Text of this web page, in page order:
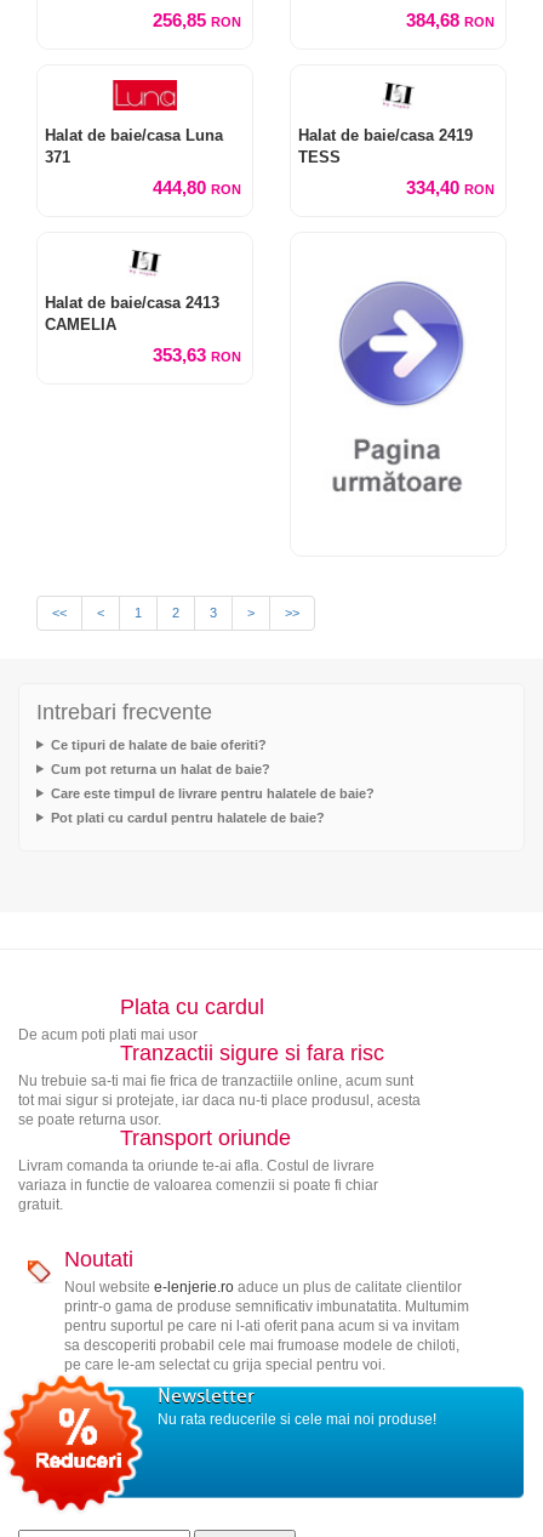
256,85 RON 384,68 RON
Halat de baie/casa Luna
371
444,80 RON
Halat de baie/casa 2419
TESS
334,40 RON
Halat de baie/casa 2413
CAMELIA
353,63 RON
<< < 1 2 3 > >>
Intrebari frecvente
Ce tipuri de halate de baie oferiti?
Cum pot returna un halat de baie?
Care este timpul de livrare pentru halatele de baie?
Pot plati cu cardul pentru halatele de baie?
Plata cu cardul
De acum poti plati mai usor
Tranzactii sigure si fara risc
Nu trebuie sa-ti mai fie frica de tranzactiile online, acum sunt
tot mai sigur si protejate, iar daca nu-ti place produsul, acesta
se poate returna usor.
Transport oriunde
Livram comanda ta oriunde te-ai afla. Costul de livrare
variaza in functie de valoarea comenzii si poate fi chiar
gratuit.
Noutati
Noul website e-lenjerie.roaduce un plus de calitate clientilor
printr-o gama de produse semnificativ imbunatatita. Multumim
pentru suportul pe care ni l-ati oferit pana acum si va invitam
sa descoperiti probabil cele mai frumoase modele de chiloti,
pe care le-am selectat cu grija special pentru voi.
Newsletter
Nu rata reducerile si cele mai noi produse!